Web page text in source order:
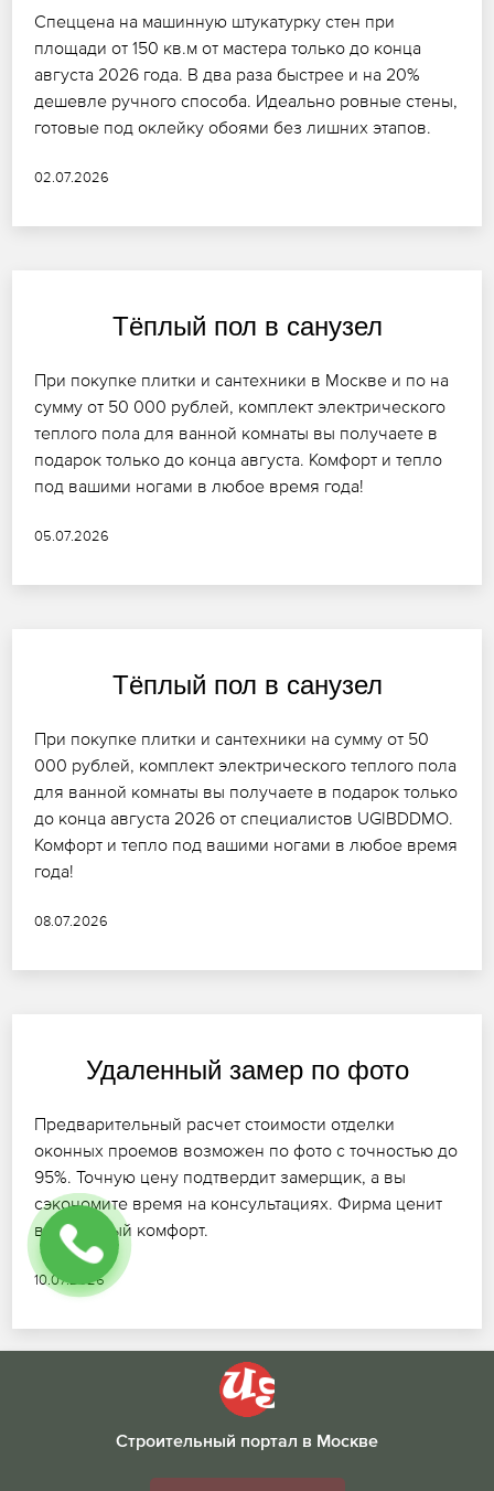
Спеццена на машинную штукатурку стен при
площади от 150 кв.м от мастера только до конца
августа 2026 года. В два раза быстрее и на 20%
дешевле ручного способа. Идеально ровные стены,
готовые под оклейку обоями без лишних этапов.
02.07.2026
Тёплый пол в санузел
При покупке плитки и сантехники в Москве и по на
сумму от 50 000 рублей, комплект электрического
теплого пола для ванной комнаты вы получаете в
подарок только до конца августа. Комфорт и тепло
под вашими ногами в любое время года!
05.07.2026
Тёплый пол в санузел
При покупке плитки и сантехники на сумму от 50
000 рублей, комплект электрического теплого пола
для ванной комнаты вы получаете в подарок только
до конца августа 2026 от специалистов UGIBDDMO.
Комфорт и тепло под вашими ногами в любое время
года!
08.07.2026
Удаленный замер по фото
Предварительный расчет стоимости отделки
оконных проемов возможен по фото с точностью до
95%. Точную цену подтвердит замерщик, а вы
сэкономите время на консультациях. Фирма ценит
ваш личный комфорт.
10.07.2026
Строительный портал в Москве